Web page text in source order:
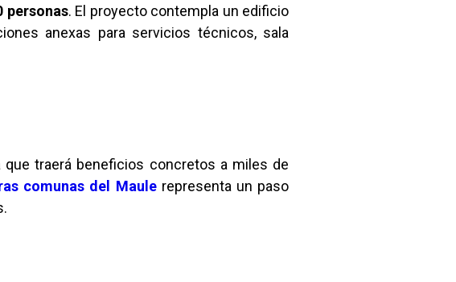
personas. El proyecto contempla un edificio
anexas para servicios técnicos, sala
traerá beneficios concretos a miles de
comunas del Maulerepresenta un paso